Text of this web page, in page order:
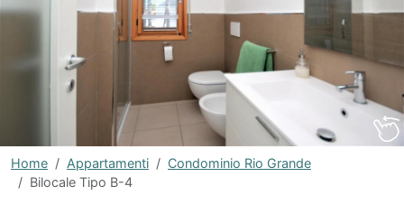
Home Appartamenti
Condominio Rio Grande
Bilocale Tipo B-4